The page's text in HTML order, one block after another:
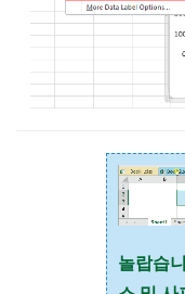
놀랍습